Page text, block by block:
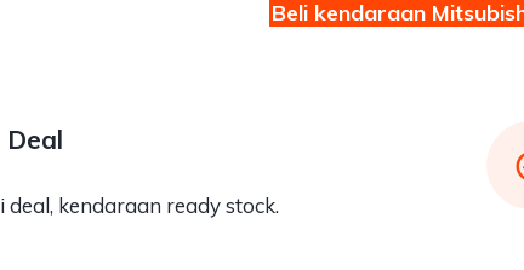
Beli kendaraan
Deal
deal, kendaraan ready stock.